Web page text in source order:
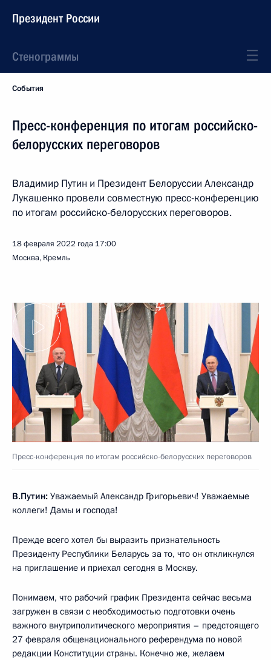
Президент России
Стенограммы
События
Пресс-конференция по итогам российско-
белорусских переговоров
Владимир Путин и Президент Белоруссии Александр
Лукашенко провели совместную пресс-конференцию
по итогам российско-белорусских переговоров.
18 февраля 2022 года 17:00
Москва, Кремль
Пресс-конференция по итогам российско-белорусских переговоров
В.Путин: Уважаемый Александр Григорьевич! Уважаемые
коллеги! Дамы и господа!
Прежде всего хотел бы выразить признательность
Президенту Республики Беларусь за то, что он откликнулся
на приглашение и приехал сегодня в Москву.
Понимаем, что рабочий график Президента сейчас весьма
загружен в связи с необходимостью подготовки очень
важного внутриполитического мероприятия – предстоящего
27 февраля общенационального референдума по новой
редакции Конституции страны. Конечно же, желаем